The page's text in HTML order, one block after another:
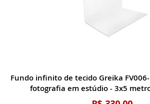
Fundo infinito de tecido Greika
fotografia em estúdio - 3x5